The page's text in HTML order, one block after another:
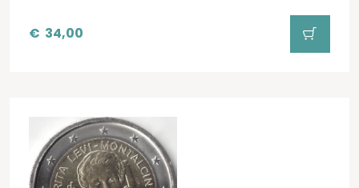
€ 34,00